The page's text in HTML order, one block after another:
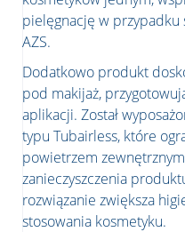
pielęgnację w przypadku
AZS.
Dodatkowo produkt
pod makijaż,
aplikacji. Został
typu Tubairless, które
powietrzem
zanieczyszczenia
rozwiązanie zwiększa
stosowania kosmetyku.